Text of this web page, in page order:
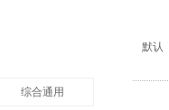
综合通用
默认